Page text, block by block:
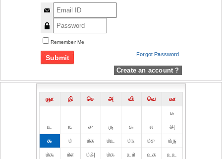
Remember Me
Forgot Password
Create an account ?
ஞா தி் செ அ வி வெ
கா
௧
௨
௩ ௪ ௫ ௬ ௭
௮
௯
௰ ௰௧ ௰௨ ௰௩ ௰௪
௰௫
௰௬
௰௭ ௰௮ ௰௯ ௨௰ ௨௧
௨௨